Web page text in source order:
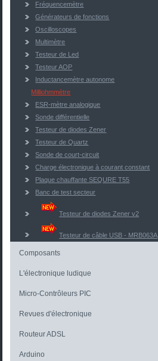
Fréquencemètre
Générateurs de fonctions
Oscilloscopes
Multimètre
Testeur de Led
Testeur AOP
Inductancemètre autonome
Milliohmmètre
ESR-mètre analogique
Sonde différentielle
Testeur de diodes Zener
Testeur de Quartz
Sonde de court-circuit
Charge électronique à courant constant
Plaque chauffante SEQURE T55
Banc de test secteur
Testeur de diodes Zener v2
Testeur de câble USB - MRB063A
Composants
L'électronique ludique
Micro-Contrôleurs PIC
Revues d'électronique
Routeur ADSL
Arduino